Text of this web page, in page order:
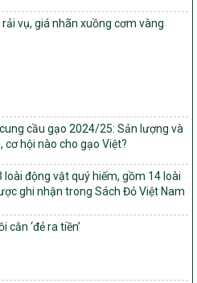
tục, hồ sơ xét, công nhận, công bố
xã đạt chuẩn nông thôn mới, xã
thành phố hoàn thành nhiệm
đoạn 2026 – 2030
định mức phân bổ ngân sách trung
sách của địa phương thực hiện
xây dựng nông thôn mới, giảm
tế – xã hội vùng đồng bào dân
2026 – 2030
thuộc nhóm 1, nhóm 2, nhóm 3
giai đoạn 2026-2030 trên địa bàn
vụ, giá nhãn xuồng cơm vàng
cung cầu gạo 2024/25: Sản lượng và
cơ hội nào cho gạo Việt?
loài động vật quý hiếm, gồm 14 loài
ghi nhận trong Sách Đỏ Việt Nam
cằn ‘đẻ ra tiền’